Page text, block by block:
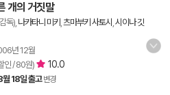
개의 거짓말
독), 나카타니 미키 츠마부키 사토시 시이나 깃
년 12월
인 / 80원) 10.0
월 18일 출고 변경